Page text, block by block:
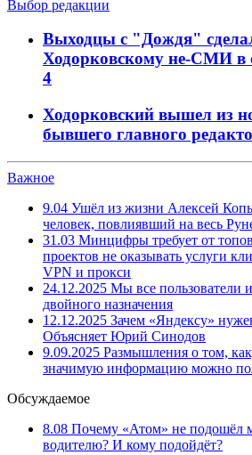
Выбор редакции
Выходцы с "Дождя"
Ходорковскому не-СМИ в
4
Ходорковский вышел из
бывшего главного
Важное
9.04 Ушёл из жизни Алексей
человек, повлиявший на весь
31.03 Минцифры требует от
проектов не оказывать услуги
VPN и прокси
24.12.2025 Мы все пользователи
двойного назначения
12.12.2025 Зачем «Яндексу»
Объясняет Юрий Синодов
9.09.2025 Размышления о том,
значимую информацию можно
Обсуждаемое
8.08 Почему «Атом» не подошёл
водителю? И кому подойдёт?